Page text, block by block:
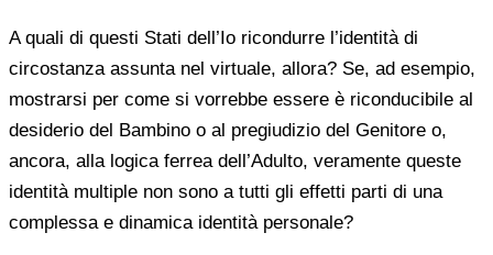
A quali di questi Stati dell’Io ricondurre l’identità di
circostanza assunta nel virtuale, allora? Se, ad esempio,
mostrarsi per come si vorrebbe essere è riconducibile al
desiderio del Bambino o al pregiudizio del Genitore o,
ancora, alla logica ferrea dell’Adulto, veramente queste
identità multiple non sono a tutti gli effetti parti di una
complessa e dinamica identità personale?